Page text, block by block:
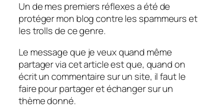
Un de mes premiers réflexes a été de
protéger mon blog contre les spammeurs et
les trolls de ce genre.
Le message que je veux quand même
partager via cet article est que, quand on
écrit un commentaire sur un site, il faut le
faire pour partager et échanger sur un
thème donné.